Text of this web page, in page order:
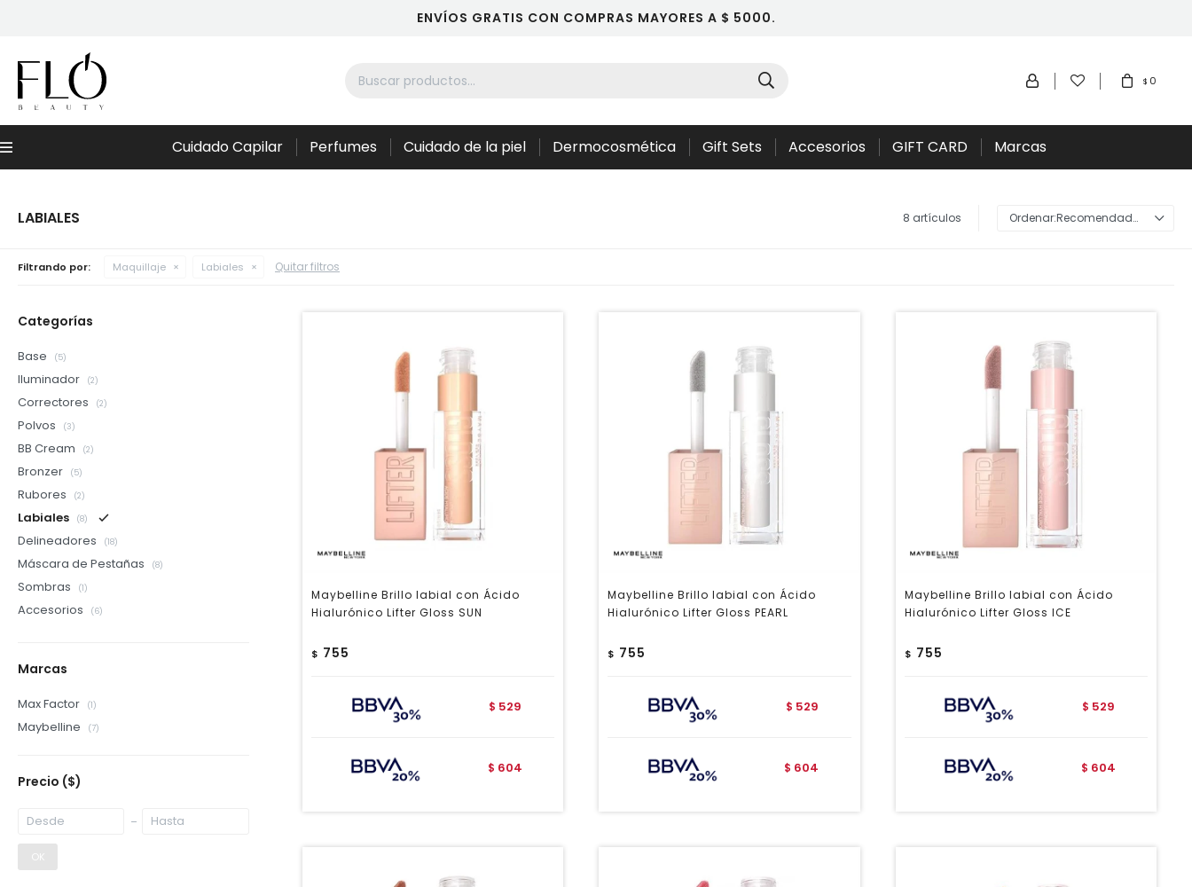
ENVÍOS GRATIS CON COMPRAS MAYORES A $ 5000.
Menú Cuidado Capilar Perfumes Cuidado de la piel Dermocosmética Gift Sets Accesorios GIFT CARD Marcas
$ 0
LABIALES 8 artículos Recomendados
Filtrando por: Maquillaje Labiales Quitar filtros
Maybelline Brillo labial con Ácido
Hialurónico Lifter Gloss SUN
$ 755
$ 529
$ 604
Maybelline Brillo labial con Ácido
Hialurónico Lifter Gloss PEARL
$ 755
$ 529
$ 604
Maybelline Brillo labial con Ácido
Hialurónico Lifter Gloss ICE
$ 755
$ 529
$ 604
Categorías
Base (5)
Iluminador (2)
Correctores (2)
Polvos (3)
BB Cream (2)
Bronzer (5)
Rubores (2)
Labiales (8)
Delineadores (18)
Máscara de Pestañas (8)
Sombras (1)
Accesorios (6)
Marcas
Max Factor (1)
Maybelline (7)
Precio ($)
OK